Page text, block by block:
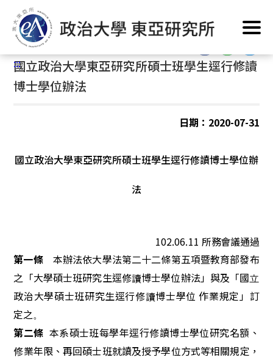
到
要
內
容
首頁/
:::
:::
國立政治大學東亞研究所碩士班學生逕行修讀
博士學位辦法
日期：2020-07-31
國立政治大學東亞研究所碩士班學生逕行修讀博士學位辦
法
102.06.11 所務會議通過
第一條 本辦法依大學法第二十二條第五項暨教育部發布
之 「大學碩士班研究生逕修讀博士學位辦法」 與及 「國立
政治大學碩士班研究生逕行修讀博士學位 作業規定」 訂
定之。
第二條 本系碩士班每學年逕行修讀博士學位研究名額、
修業年限、再回碩士班就讀及授予學位方式等相關規定，